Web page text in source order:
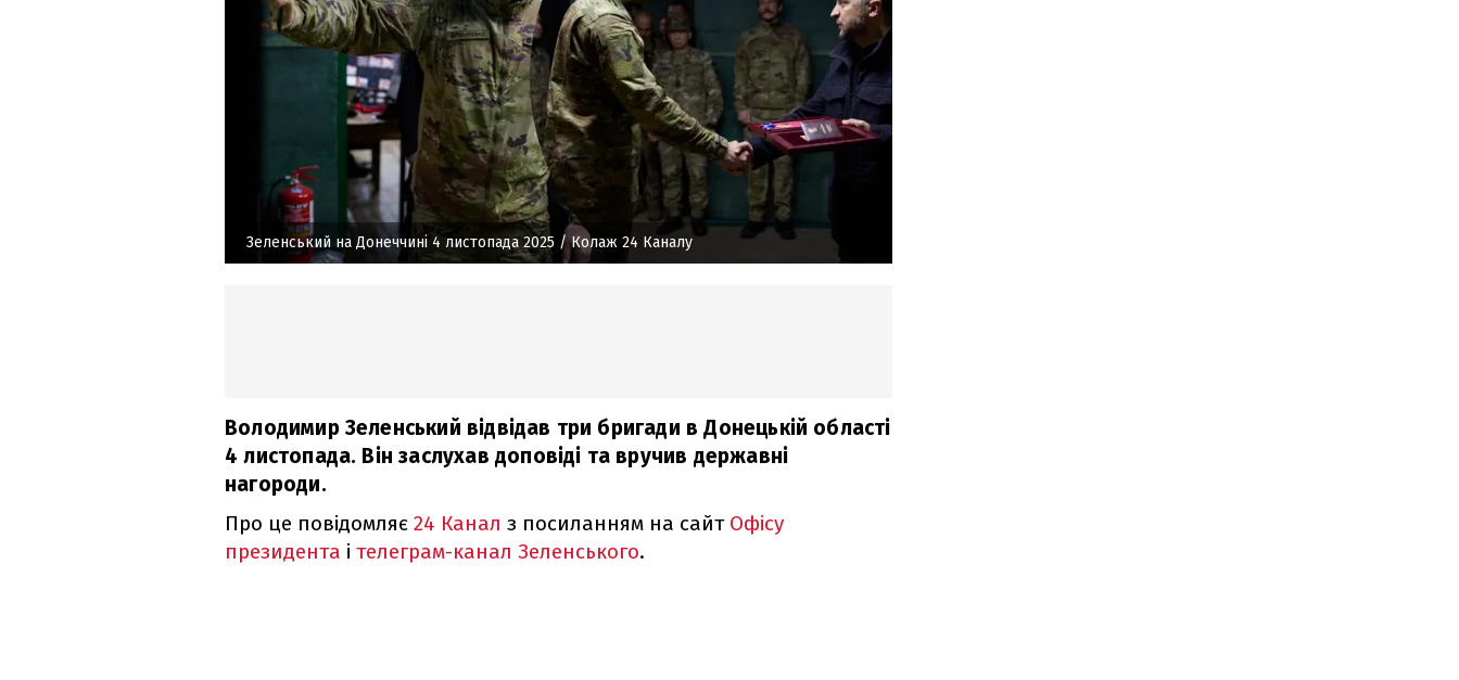
Зеленський на Донеччині 4 листопада 2025 / Колаж 24 Каналу
Володимир Зеленський відвідав три бригади в Донецькій області
4 листопада. Він заслухав доповіді та вручив державні
нагороди.
Про це повідомляє 24 Канал з посиланням на сайт Офісу
президента і телеграм-канал Зеленського.